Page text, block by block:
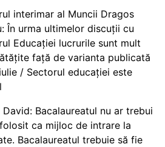
interimar al Muncii Dragos
În urma ultimelor discuții cu
Educației lucrurile sunt mult
față de varianta publicată
/ Sectorul educației este
David: Bacalaureatul nu ar trebui
ca mijloc de intrare la
Bacalaureatul trebuie să fie